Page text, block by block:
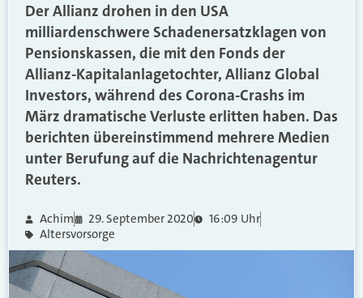
Der Allianz drohen in den USA
milliardenschwere Schadenersatzklagen von
Pensionskassen, die mit den Fonds der
Allianz-Kapitalanlagetochter, Allianz Global
Investors, während des Corona-Crashs im
März dramatische Verluste erlitten haben. Das
berichten übereinstimmend mehrere Medien
unter Berufung auf die Nachrichtenagentur
Reuters.
Achim 29. September 2020
16:09 Uhr
Altersvorsorge